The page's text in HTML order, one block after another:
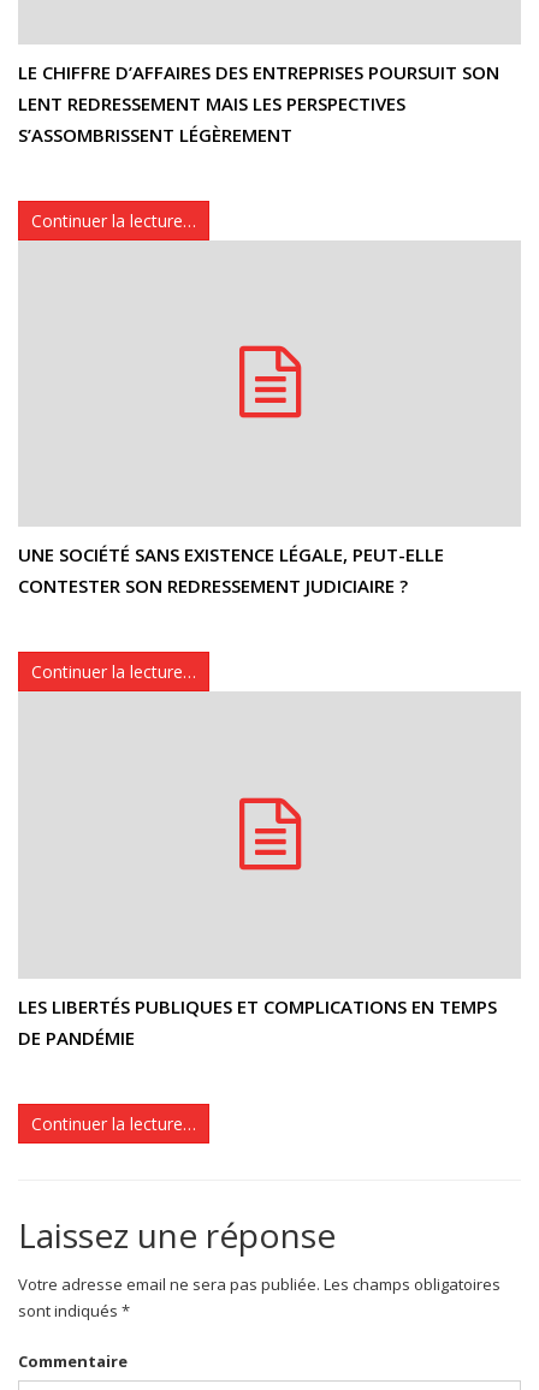
LE CHIFFRE D’AFFAIRES DES ENTREPRISES POURSUIT SON
LENT REDRESSEMENT MAIS LES PERSPECTIVES
S’ASSOMBRISSENT LÉGÈREMENT
Continuer la lecture…
UNE SOCIÉTÉ SANS EXISTENCE LÉGALE, PEUT-ELLE
CONTESTER SON REDRESSEMENT JUDICIAIRE ?
Continuer la lecture…
LES LIBERTÉS PUBLIQUES ET COMPLICATIONS EN TEMPS
DE PANDÉMIE
Continuer la lecture…
Laissez une réponse
Votre adresse email ne sera pas publiée. Les champs obligatoires
sont indiqués *
Commentaire